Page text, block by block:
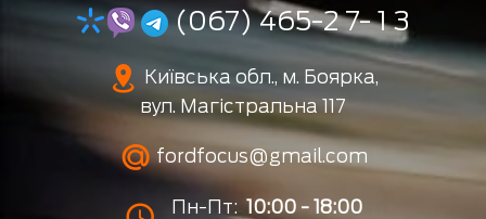
(067) 465-2 7- 1 3
Київська обл., м. Боярка,
вул. Магістральна 117
fordfocus@gmail.com
Пн-Пт: 10:00 - 18:00